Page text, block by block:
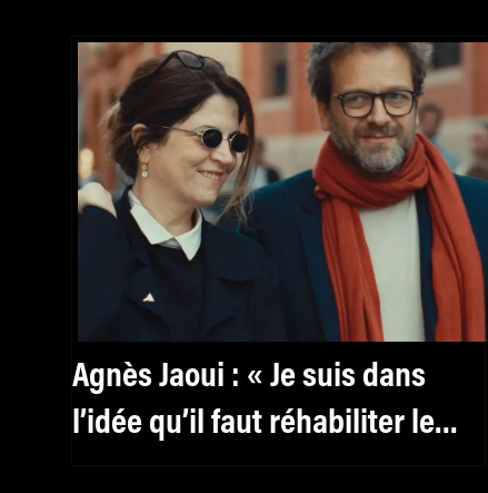
Agnès Jaoui : « Je suis dans
l’idée qu’il faut réhabiliter le